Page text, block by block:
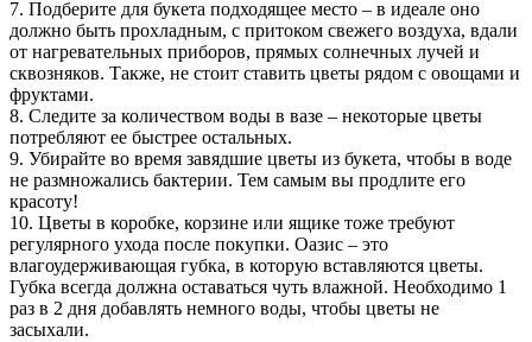
7. Подберите для букета подходящее место – в идеале оно
должно быть прохладным, с притоком свежего воздуха, вдали
от нагревательных приборов, прямых солнечных лучей и
сквозняков. Также, не стоит ставить цветы рядом с овощами и
фруктами.
8. Следите за количеством воды в вазе – некоторые цветы
потребляют ее быстрее остальных.
9. Убирайте во время завядшие цветы из букета, чтобы в воде
не размножались бактерии. Тем самым вы продлите его
красоту!
10. Цветы в коробке, корзине или ящике тоже требуют
регулярного ухода после покупки. Оазис – это
влагоудерживающая губка, в которую вставляются цветы.
Губка всегда должна оставаться чуть влажной. Необходимо 1
раз в 2 дня добавлять немного воды, чтобы цветы не
засыхали.